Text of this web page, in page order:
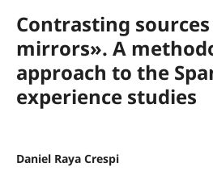
Contrasting
mirrors». A
approach to the
experience studies
Daniel Raya Crespi